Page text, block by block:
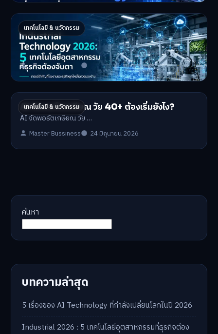
เทคโนโลยี & นวัตกรรม
Industrial 2026 : 5 เทคโนโลยีอุตสาหกรรมที่
ธุรกิจต้องจับตา
Industrial Technology …
Master Bussiness 1 กรกฎาคม 2026
เทคโนโลยี & นวัตกรรม
AI จัดพอร์ตเกษียณ วัย 40+ ต้องเริ่มยังไง?
AI จัดพอร์ตเกษียณ วัย …
Master Bussiness 24 มิถุนายน 2026
ค้นหา
บทความล่าสุด
5 เรื่องของ AI Technology ที่กำลังเปลี่ยนโลกในปี 2026
Industrial 2026 : 5 เทคโนโลยีอุตสาหกรรมที่ธุรกิจต้อง